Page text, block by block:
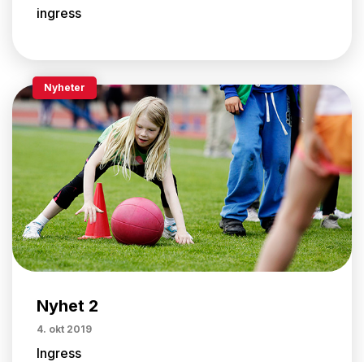
ingress
Nyhet 2
4. okt 2019
Ingress
Nyheter